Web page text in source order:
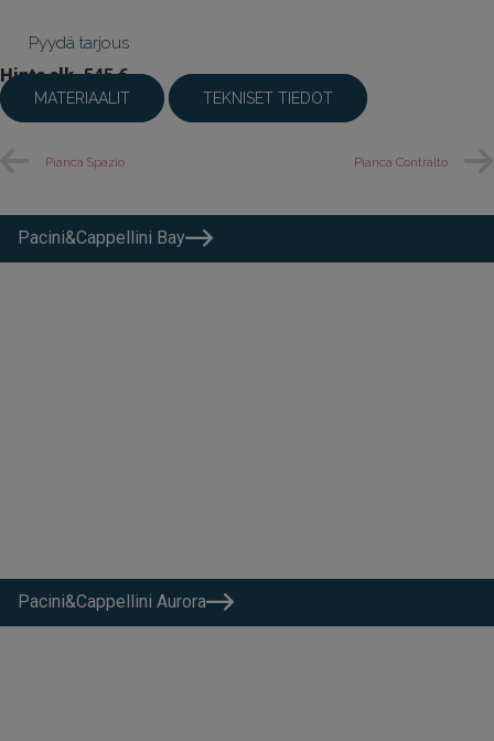
Pyydä tarjous
Hinta alk.545 €
MATERIAALIT TEKNISET TIEDOT
Pianca Spazio Pianca Contralto
Pacini&Cappellini Bay
Pacini&Cappellini Aurora